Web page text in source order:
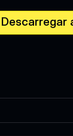
Descarregar